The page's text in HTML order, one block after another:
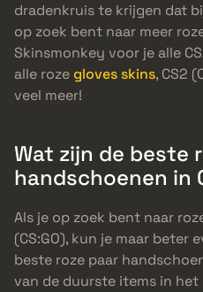
dradenkruis te krijgen dat
op zoek bent naar meer
Skinsmonkey voor je alle
alle rozegloves skins, CS2
veel meer!
Wat zijn de beste
handschoenen in
Als je op zoek bent naar
(CS:GO), kun je maar beter
beste roze paar
van de duurste items in het